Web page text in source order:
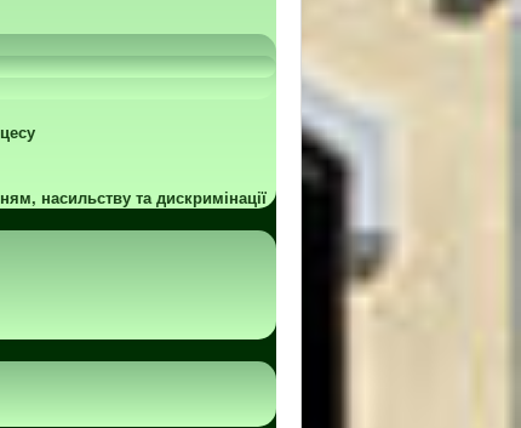
насильству та дискримінації